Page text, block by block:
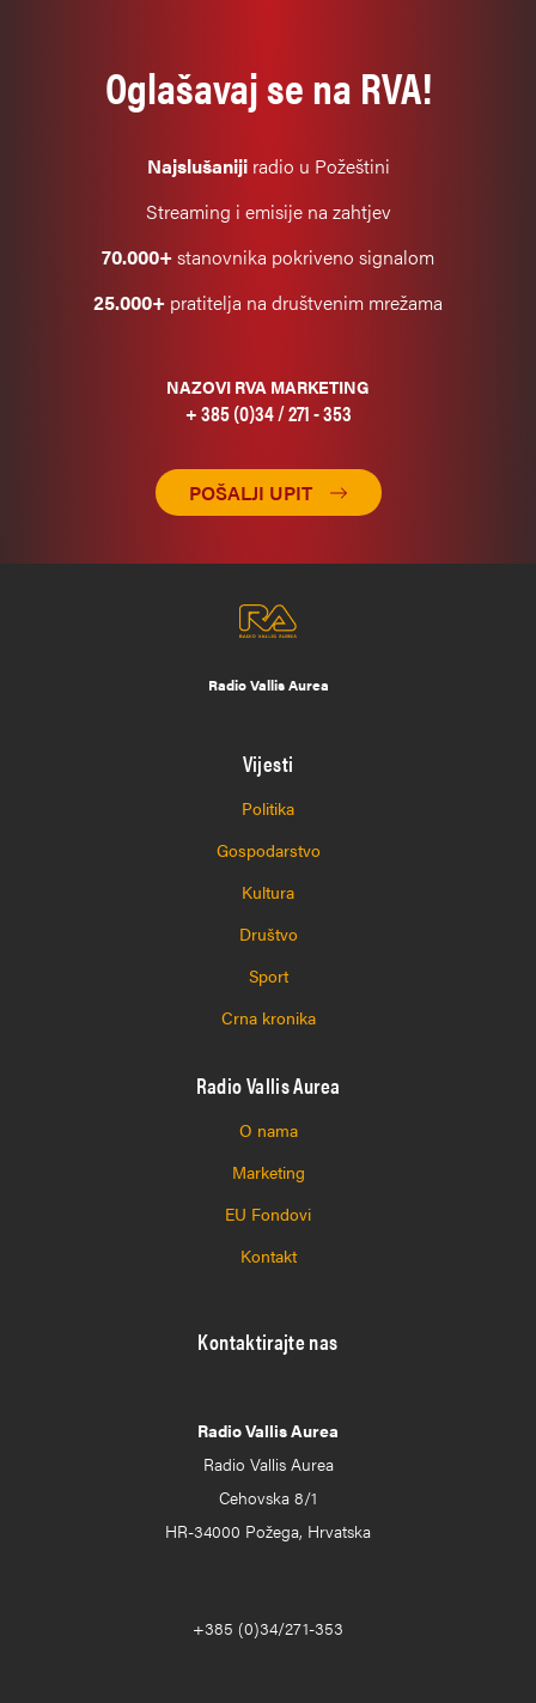
Oglašavaj se na RVA!
Najslušanijiradio u Požeštini
Streaming i emisije na zahtjev
70.000+stanovnika pokriveno signalom
25.000+ pratitelja na društvenim mrežama
NAZOVI RVA MARKETING
+ 385 (0)34 / 271 - 353
POŠALJI UPIT
Radio Vallis Aurea
Vijesti
Politika
Gospodarstvo
Kultura
Društvo
Sport
Crna kronika
Radio Vallis Aurea
O nama
Marketing
EU Fondovi
Kontakt
Kontaktirajte nas
Radio Vallis Aurea
Radio Vallis Aurea
Cehovska 8/1
HR-34000 Požega, Hrvatska
+385 (0)34/271-353